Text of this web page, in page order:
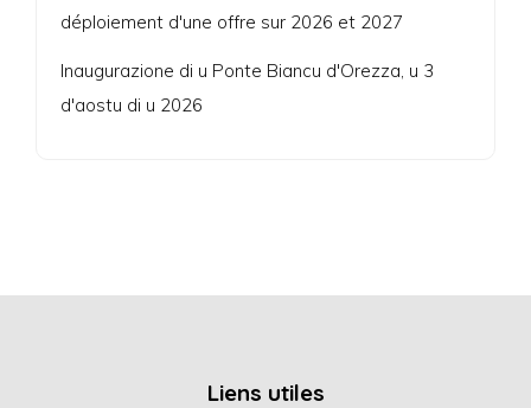
déploiement d'une offre sur 2026 et 2027
Inaugurazione di u Ponte Biancu d'Orezza, u 3
d'aostu di u 2026
Liens utiles